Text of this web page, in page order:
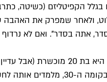
הקפיטליזם (כשיטה,
ולאחר שמפרק את
בסדר". ואם לא נרדוף
בשביל לענות על התשובה הזו ולו באופן חלקי
על מנת לעבוד בחברת הפרסום "סטרלינג-